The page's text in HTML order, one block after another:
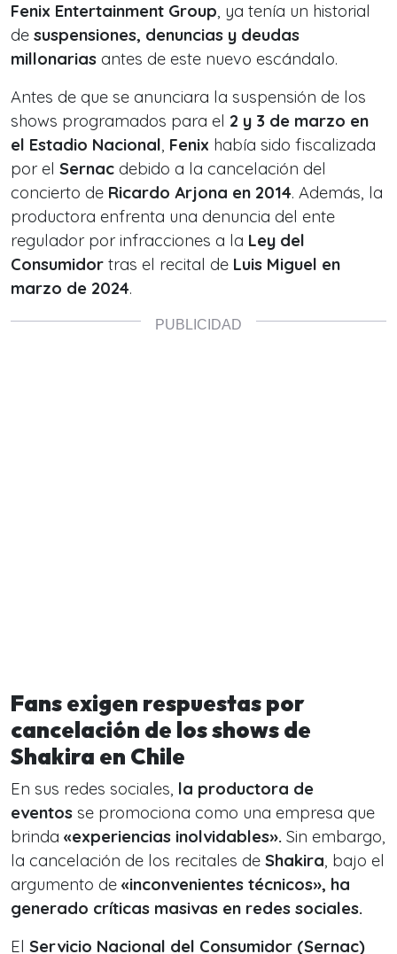
Fenix Entertainment Group, ya tenía un historial
de suspensiones, denuncias y deudas
millonarias antes de este nuevo escándalo.
Antes de que se anunciara la suspensión de los
shows programados para el 2 y 3 de marzo en
el Estadio Nacional, Fenix había sido fiscalizada
por el Sernac debido a la cancelación del
concierto de Ricardo Arjona en 2014. Además, la
productora enfrenta una denuncia del ente
regulador por infracciones a la Ley del
Consumidor tras el recital de Luis Miguel en
marzo de 2024.
Fans exigen respuestas por
cancelación de los shows de
Shakira en Chile
En sus redes sociales, la productora de
eventos se promociona como una empresa que
brinda «experiencias inolvidables». Sin embargo,
la cancelación de los recitales de Shakira, bajo el
argumento de «inconvenientes técnicos», ha
generado críticas masivas en redes sociales.
El Servicio Nacional del Consumidor (Sernac)